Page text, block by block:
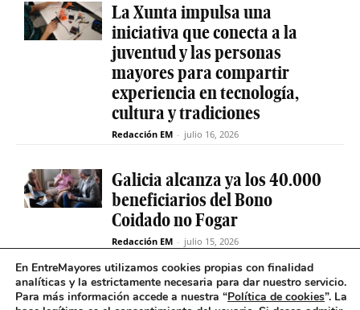
La Xunta impulsa una
iniciativa que conecta a la
juventud y las personas
mayores para compartir
experiencia en tecnología,
cultura y tradiciones
Redacción EM - julio 16, 2026
Galicia alcanza ya los 40.000
beneficiarios del Bono
Coidado no Fogar
Redacción EM - julio 15, 2026
Fabiola García destaca el
En EntreMayores utilizamos cookies propias con finalidad
analíticas y la estrictamente necesaria para dar nuestro servicio.
Para más información accede a nuestra “Política de cookies”. La